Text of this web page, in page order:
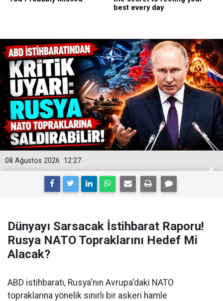
12:27
08 Ağustos 2026
Dünyayı Sarsacak İstihbarat Raporu!
Rusya NATO Topraklarını Hedef Mi
Alacak?
ABD istihbaratı, Rusya'nın Avrupa'daki NATO
topraklarına yönelik sınırlı bir askeri hamle